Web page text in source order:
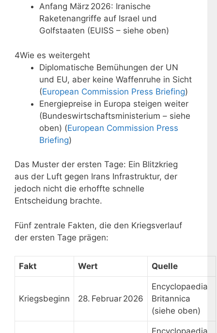
Anfang März 2026: Iranische
Raketenangriffe auf Israel und
Golfstaaten (EUISS – siehe oben)
4Wie es weitergeht
Diplomatische Bemühungen der UN
und EU, aber keine Waffenruhe in Sicht
(European Commission Press Briefing)
Energiepreise in Europa steigen weiter
(Bundeswirtschaftsministerium – siehe
oben) (European Commission Press
Briefing)
Das Muster der ersten Tage: Ein Blitzkrieg
aus der Luft gegen Irans Infrastruktur, der
jedoch nicht die erhoffte schnelle
Entscheidung brachte.
Fünf zentrale Fakten, die den Kriegsverlauf
der ersten Tage prägen:
Fakt Wert Quelle
Kriegsbeginn 28. Februar 2026
Encyclopaedia
Britannica
(siehe oben)